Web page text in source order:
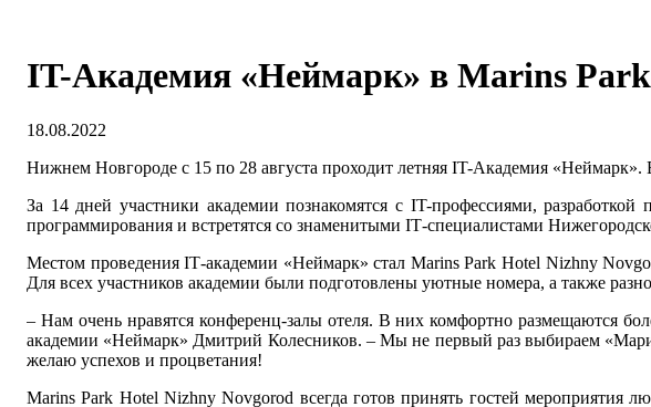
IT-Академия «Неймарк» в Marins
18.08.2022
Нижнем Новгороде с 15 по 28 августа проходит летняя IT-Академия
За 14 дней участники академии познакомятся с IT-профессиями,
программирования и встретятся со знаменитыми IT-специалистами
Местом проведенияIT-академии «Неймарк» стал Marins Park Hotel Nizhny
Для всех участников академии были подготовлены уютные номера, а также
– Нам очень нравятся конференц-залы отеля. В них комфортно размещаются
академии «Неймарк» Дмитрий Колесников. – Мы не первый раз выбираем
желаю успехов и процветания!
Marins Park Hotel Nizhny Novgorod всегда готов принять гостей мероприятия